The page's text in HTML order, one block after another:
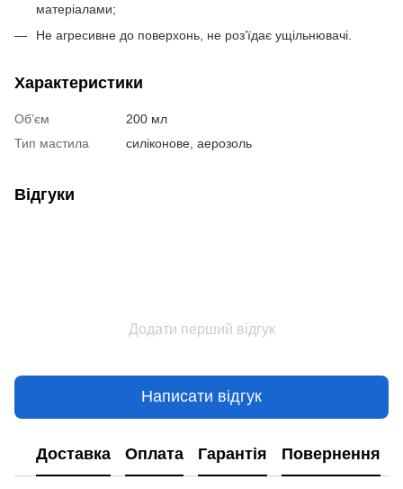
матеріалами;
Не агресивне до поверхонь, не роз’їдає ущільнювачі.
Характеристики
Об’єм
200 мл
Тип мастила
силіконове, аерозоль
Відгуки
Додати перший відгук
Написати відгук
Доставка Оплата Гарантія Повернення